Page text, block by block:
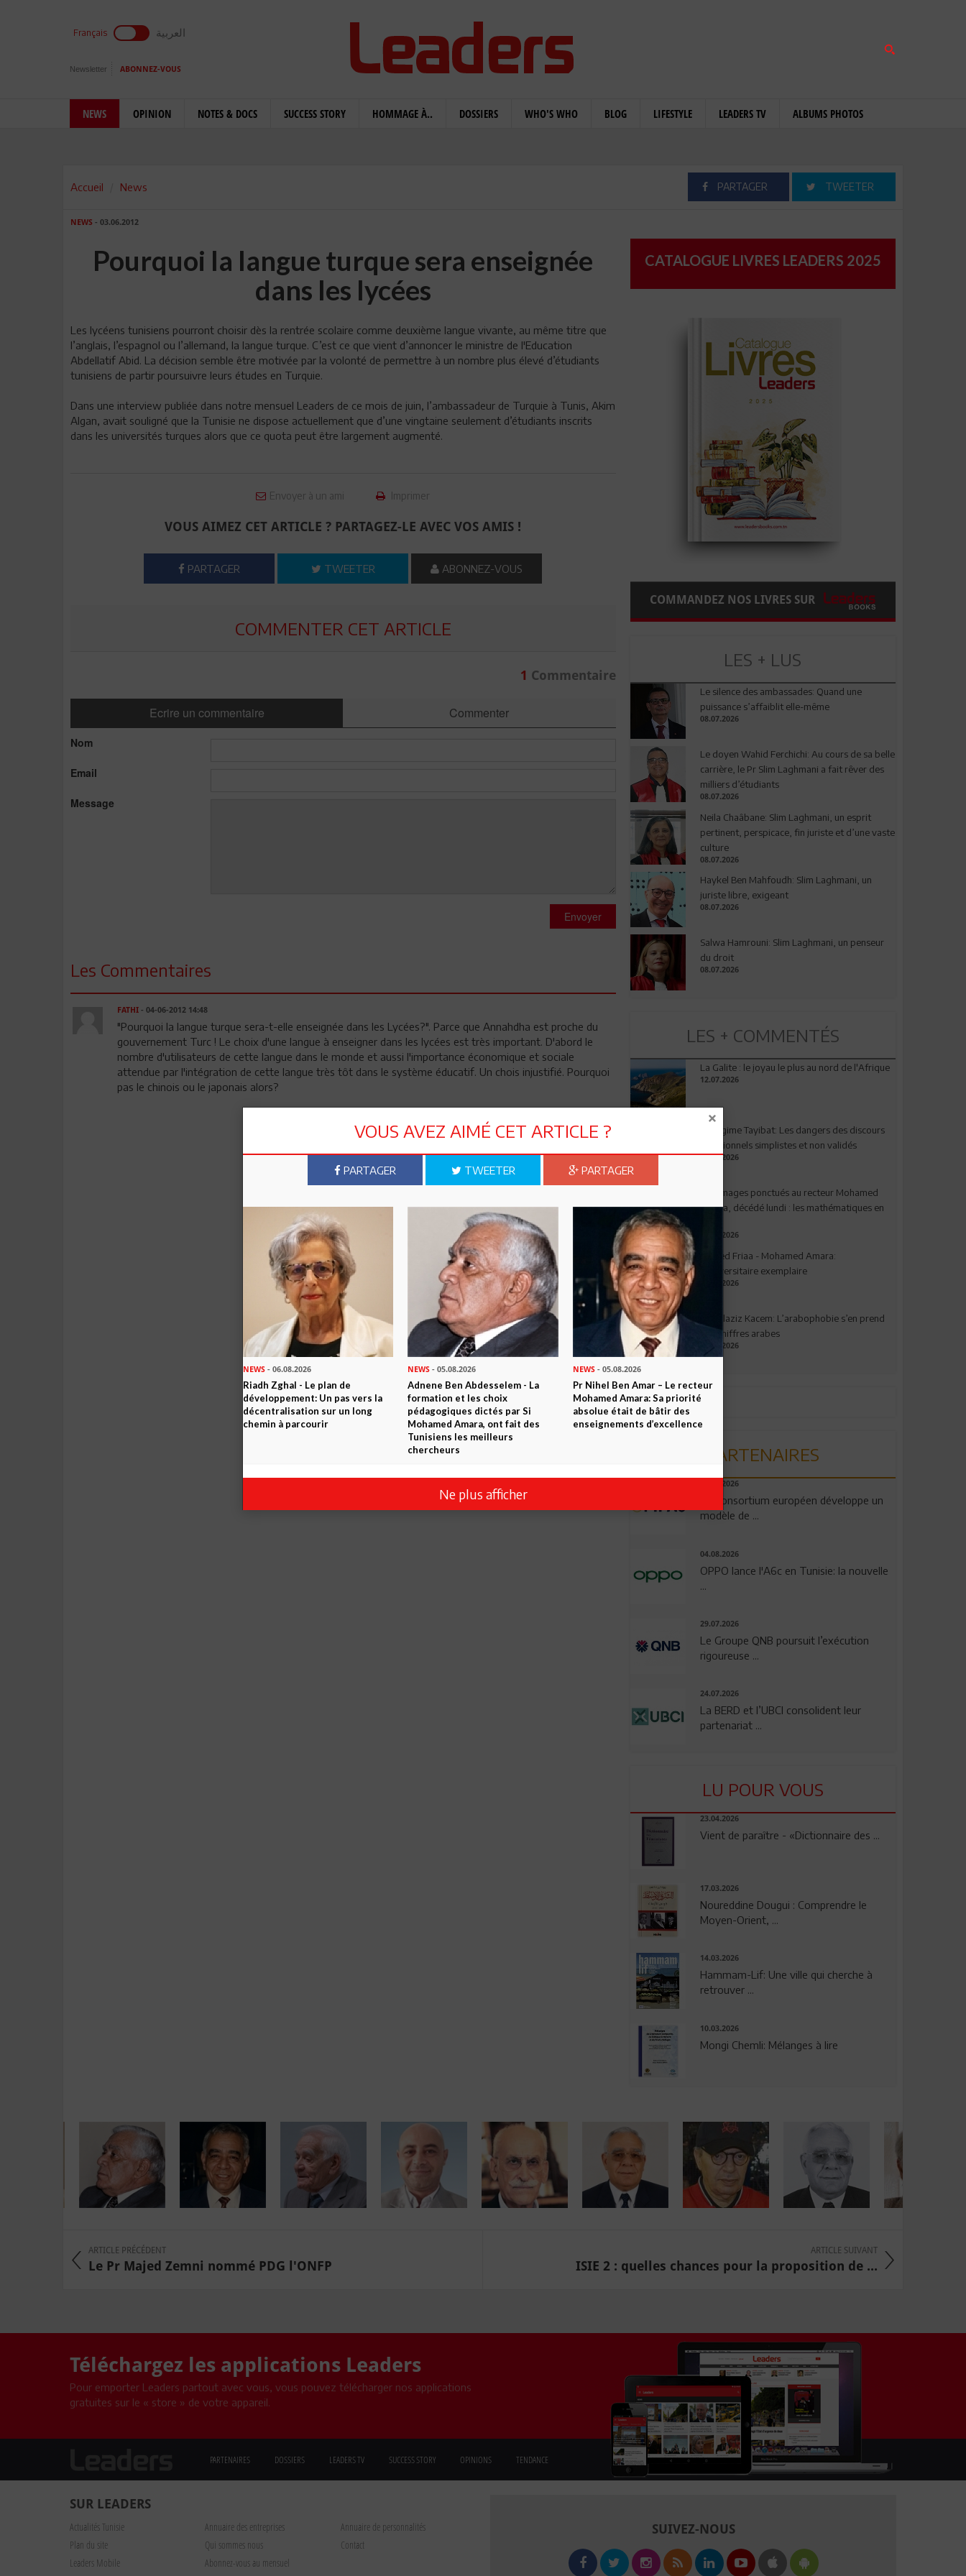
Français العربية
Newsletter ABONNEZ-VOUS
NEWS OPINION NOTES & DOCS SUCCESS STORY HOMMAGE À.. DOSSIERS WHO'S WHO BLOG LIFESTYLE LEADERS TV ALBUMS PHOTOS
Accueil News PARTAGER TWEETER
NEWS - 03.06.2012
Pourquoi la langue turque sera enseignée
dans les lycées
Les lycéens tunisiens pourront choisir dès la rentrée scolaire comme deuxième langue vivante, au même titre que
l’anglais, l’espagnol ou l’allemand, la langue turque. C’est ce que vient d’annoncer le ministre de l'Education
Abdellatif Abid. La décision semble être motivée par la volonté de permettre à un nombre plus élevé d’étudiants
tunisiens de partir poursuivre leurs études en Turquie.
Dans une interview publiée dans notre mensuel Leaders de ce mois de juin, l’ambassadeur de Turquie à Tunis, Akim
Algan, avait souligné que la Tunisie ne dispose actuellement que d’une vingtaine seulement d’étudiants inscrits
dans les universités turques alors que ce quota peut être largement augmenté.
Envoyer à un ami Imprimer
VOUS AIMEZ CET ARTICLE ? PARTAGEZ-LE AVEC VOS AMIS !
PARTAGER TWEETER ABONNEZ-VOUS
COMMENTER CET ARTICLE
1 Commentaire
Ecrire un commentaire Commenter
Nom
Email
Message
Envoyer
Les Commentaires
FATHI- 04-06-2012 14:48
"Pourquoi la langue turque sera-t-elle enseignée dans les Lycées?". Parce que Annahdha est proche du
gouvernement Turc ! Le choix d'une langue à enseigner dans les lycées est très important. D'abord le
nombre d'utilisateurs de cette langue dans le monde et aussi l'importance économique et sociale
attendue par l'intégration de cette langue très tôt dans le système éducatif. Un chois injustifié. Pourquoi
pas le chinois ou le japonais alors?
CATALOGUE LIVRES LEADERS 2025
COMMANDEZ NOS LIVRES SUR
LES + LUS
Le silence des ambassades: Quand une
puissance s’affaiblit elle-même
08.07.2026
Le doyen Wahid Ferchichi: Au cours de sa belle
carrière, le Pr Slim Laghmani a fait rêver des
milliers d’étudiants
08.07.2026
Neila Chaâbane: Slim Laghmani, un esprit
pertinent, perspicace, fin juriste et d’une vaste
culture
08.07.2026
Haykel Ben Mahfoudh: Slim Laghmani, un
juriste libre, exigeant
08.07.2026
Salwa Hamrouni: Slim Laghmani, un penseur
du droit
08.07.2026
LES + COMMENTÉS
La Galite : le joyau le plus au nord de l'Afrique
12.07.2026
Le régime Tayibat: Les dangers des discours
nutritionnels simplistes et non validés
09.07.2026
Hommages ponctués au recteur Mohamed
Amara, décédé lundi : les mathématiques en
03.08.2026
Ahmed Friaa - Mohamed Amara:
l’Universitaire exemplaire
04.08.2026
Abdelaziz Kacem: L’arabophobie s’en prend
aux chiffres arabes
09.07.2026
PARTENAIRES
06.08.2026
Un consortium européen développe un
modèle de ...
04.08.2026
OPPO lance l'A6c en Tunisie: la nouvelle
...
29.07.2026
Le Groupe QNB poursuit l’exécution
rigoureuse ...
24.07.2026
La BERD et l’UBCI consolident leur
partenariat ...
LU POUR VOUS
23.04.2026
Vient de paraître - «Dictionnaire des ...
17.03.2026
Noureddine Dougui : Comprendre le
Moyen-Orient, ...
14.03.2026
Hammam-Lif: Une ville qui cherche à
retrouver ...
10.03.2026
Mongi Chemli: Mélanges à lire
ARTICLE PRÉCÉDENT
Le Pr Majed Zemni nommé PDG l'ONFP
ARTICLE SUIVANT
ISIE 2 : quelles chances pour la proposition de ...
Téléchargez les applications Leaders
Pour emporter Leaders partout avec vous, vous pouvez télécharger nos applications
gratuites sur le « store » de votre appareil.
PARTENAIRES DOSSIERS LEADERS TV SUCCESS STORY OPINIONS TENDANCE
SUR LEADERS
Actualités Tunisie Annuaire des entreprises
Annuaire de personnalités
Plan du site
Qui sommes nous
Contact
Leaders Mobile
Abonnez-vous au mensuel
SUIVEZ-NOUS
VOUS AVEZ AIMÉ CET ARTICLE ?
PARTAGER TWEETER PARTAGER
NEWS - 06.08.2026
Riadh Zghal - Le plan de
développement: Un pas vers la
décentralisation sur un long
chemin à parcourir
NEWS - 05.08.2026
Adnene Ben Abdesselem - La
formation et les choix
pédagogiques dictés par Si
Mohamed Amara, ont fait des
Tunisiens les meilleurs
chercheurs
NEWS- 05.08.2026
Pr Nihel Ben Amar – Le recteur
Mohamed Amara: Sa priorité
absolue était de bâtir des
enseignements d’excellence
Ne plus afficher